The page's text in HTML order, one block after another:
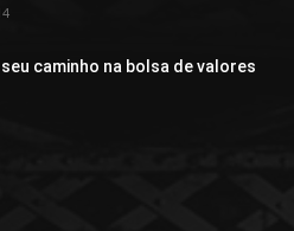
caminho na bolsa de valores